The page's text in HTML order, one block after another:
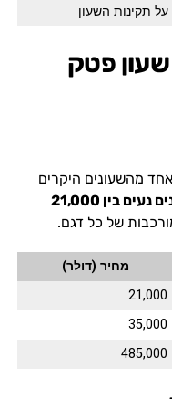
תקינות השעון
פטק
מהשעונים היקרים
מחירי השעונים נעים בין 21,000
של כל דגם.
מחיר (דולר)
21,000
35,000
485,000